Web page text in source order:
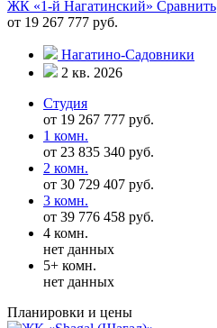
ЖК «1-й Нагатинский» Сравнить
от 19 267 777 руб.
Нагатино-Садовники
2 кв. 2026
Студия
от 19 267 777 руб.
1 комн.
от 23 835 340 руб.
2 комн.
от 30 729 407 руб.
3 комн.
от 39 776 458 руб.
4 комн.
нет данных
5+ комн.
нет данных
Планировки и цены